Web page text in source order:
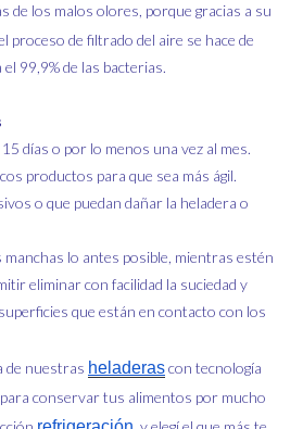
de los malos olores, porque gracias a su
proceso de filtrado del aire se hace de
99,9% de las bacterias.
días o por lo menos una vez al mes.
productos para que sea más ágil.
o que puedan dañar la heladera o
manchas lo antes posible, mientras estén
eliminar con facilidad la suciedad y
que están en contacto con los
de nuestras heladerascon tecnología
conservar tus alimentos por mucho